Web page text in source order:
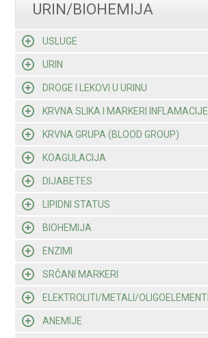
URIN/BIOHEMIJA
USLUGE
URIN
DROGE I LEKOVI U URINU
KRVNA SLIKA I MARKERI INFLAMACIJE
KRVNA GRUPA (BLOOD GROUP)
KOAGULACIJA
DIJABETES
LIPIDNI STATUS
BIOHEMIJA
ENZIMI
SRČANI MARKERI
ELEKTROLITI/METALI/OLIGOELEMENTI
ANEMIJE